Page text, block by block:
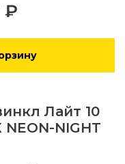
₽
Лайт 10
NIGHT